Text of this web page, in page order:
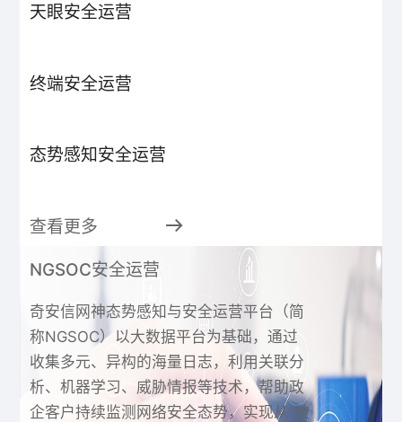
天眼安全运营
终端安全运营
态势感知安全运营
查看更多
NGSOC安全运营
奇安信网神态势感知与安全运营平台（简
称NGSOC）以大数据平台为基础，通过
收集多元、异构的海量日志，利用关联分
析、机器学习、威胁情报等技术，帮助政
企客户持续监测网络安全态势，实现从“被